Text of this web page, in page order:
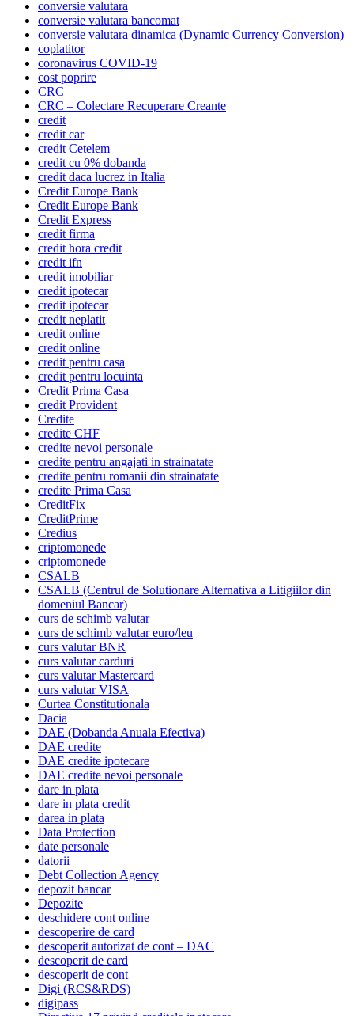
conversie valutara
conversie valutara bancomat
conversie valutara dinamica (Dynamic Currency Conversion)
coplatitor
coronavirus COVID-19
cost poprire
CRC
CRC – Colectare Recuperare Creante
credit
credit car
credit Cetelem
credit cu 0% dobanda
credit daca lucrez in Italia
Credit Europe Bank
Credit Europe Bank
Credit Express
credit firma
credit hora credit
credit ifn
credit imobiliar
credit ipotecar
credit ipotecar
credit neplatit
credit online
credit online
credit pentru casa
credit pentru locuinta
Credit Prima Casa
credit Provident
Credite
credite CHF
credite nevoi personale
credite pentru angajati in strainatate
credite pentru romanii din strainatate
credite Prima Casa
CreditFix
CreditPrime
Credius
criptomonede
criptomonede
CSALB
CSALB (Centrul de Solutionare Alternativa a Litigiilor din
domeniul Bancar)
curs de schimb valutar
curs de schimb valutar euro/leu
curs valutar BNR
curs valutar carduri
curs valutar Mastercard
curs valutar VISA
Curtea Constitutionala
Dacia
DAE (Dobanda Anuala Efectiva)
DAE credite
DAE credite ipotecare
DAE credite nevoi personale
dare in plata
dare in plata credit
darea in plata
Data Protection
date personale
datorii
Debt Collection Agency
depozit bancar
Depozite
deschidere cont online
descoperire de card
descoperit autorizat de cont – DAC
descoperit de card
descoperit de cont
Digi (RCS&RDS)
digipass